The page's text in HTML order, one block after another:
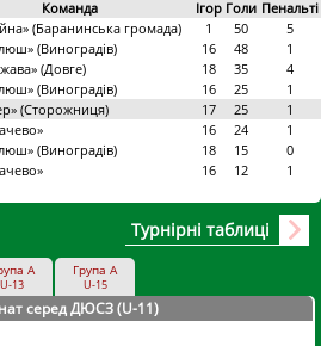
Команда Ігор Голи Пенальті
(Баранинська громада) 1 50
5
(Виноградів) 16 48
1
(Довге) 18 35
4
(Виноградів) 16 25
1
(Сторожниця) 17 25
1
16 24
1
(Виноградів) 18 15
0
16 12 1
Турнірні таблиці
А
U-13
Група А
U-15
серед ДЮСЗ (U-11)